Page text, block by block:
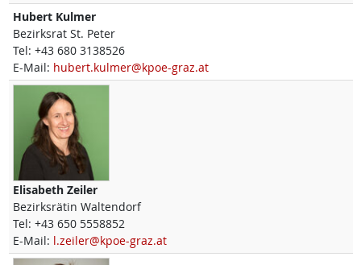
Hubert Kulmer
Bezirksrat St. Peter
Tel: +43 680 3138526
E-Mail: hubert.kulmer@kpoe-graz.at
Elisabeth Zeiler
Bezirksrätin Waltendorf
Tel: +43 650 5558852
E-Mail: l.zeiler@kpoe-graz.at